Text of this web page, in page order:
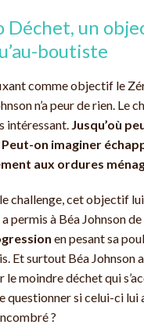
Déchet, un
boutiste
comme objectif le
n’a peur de rien. Le
intéressant. Jusqu’où
Peut-on imaginer
aux ordures
challenge, cet objectif
permis à Béa Johnson de
en pesant sa
Et surtout Béa Johnson
le moindre déchet qui
questionner si celui-ci lui
?